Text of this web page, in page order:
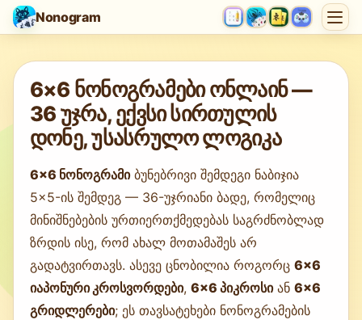
Nonogram
თამაშის ჩატვირთვა…
6×6 ნონოგრამები ონლაინ —
36 უჯრა, ექვსი სირთულის
დონე, უსასრულო ლოგიკა
6×6 ნონოგრამიბუნებრივი შემდეგი ნაბიჯია
5×5-ის შემდეგ — 36-უჯრიანი ბადე, რომელიც
მინიშნებების ურთიერთქმედებას საგრძნობლად
ზრდის ისე, რომ ახალ მოთამაშეს არ
გადატვირთავს. ასევე ცნობილია როგორც 6×6
იაპონური კროსვორდები, 6×6 პიკროსიან 6×6
გრიდლერები; ეს თავსატეხები ნონოგრამების